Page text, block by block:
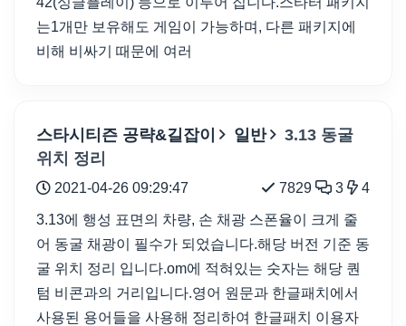
는1개만 보유해도 게임이 가능하며, 다른 패키지에
비해 비싸기 때문에 여러
스타시티즌 공략&길잡이 일반
3.13 동굴
위치 정리
2021-04-26 09:29:47 7829 3 4
3.13에 행성 표면의 차량, 손 채광 스폰율이 크게 줄
어 동굴 채광이 필수가 되었습니다.해당 버전 기준 동
굴 위치 정리 입니다.om에 적혀있는 숫자는 해당 퀀
텀 비콘과의 거리입니다.영어 원문과 한글패치에서
사용된 용어들을 사용해 정리하여 한글패치 이용자